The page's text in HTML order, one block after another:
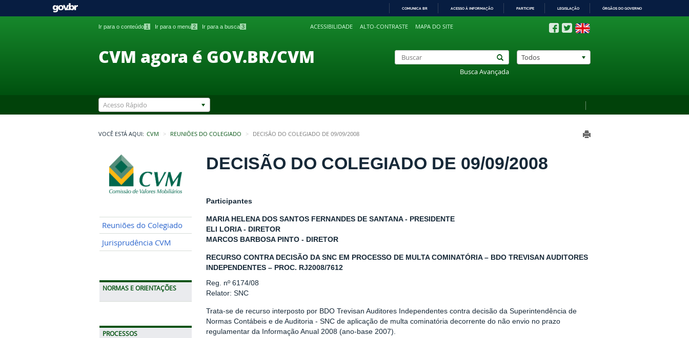
PARA
COMUNICA BR ACESSO À INFORMAÇÃO PARTICIPE LEGISLAÇÃO ÓRGÃOS DO GOVERNO
Ir para o conteúdo 1 Ir para o menu 2 Ir para a busca 3 ACESSIBILIDADE ALTO-CONTRASTE MAPA DO SITE
CVM agora é GOV.BR/CVM
Busca Avançada
Todos
Acesso Rápido
VOCÊ ESTÁ AQUI: CVM REUNIÕES DO COLEGIADO DECISÃO DO COLEGIADO DE 09/09/2008
Reuniões do Colegiado
Jurisprudência CVM
NORMAS E ORIENTAÇÕES
PROCESSOS
DECISÃO DO COLEGIADO DE 09/09/2008
Participantes
MARIA HELENA DOS SANTOS FERNANDES DE SANTANA - PRESIDENTE
ELI LORIA - DIRETOR
MARCOS BARBOSA PINTO - DIRETOR
RECURSO CONTRA DECISÃO DA SNC EM PROCESSO DE MULTA COMINATÓRIA – BDO TREVISAN AUDITORES
INDEPENDENTES – PROC. RJ2008/7612
Reg. nº 6174/08
Relator: SNC
Trata-se de recurso interposto por BDO Trevisan Auditores Independentes contra decisão da Superintendência de
Normas Contábeis e de Auditoria - SNC de aplicação de multa cominatória decorrente do não envio no prazo
regulamentar da Informação Anual 2008 (ano-base 2007).